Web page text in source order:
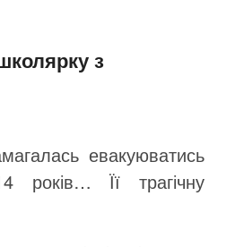
з
евакуюватись
років… Її трагічну